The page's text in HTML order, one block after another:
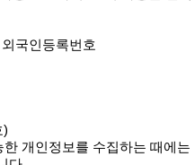
국인등록번호
)
개인정보를 수집하는 때에는